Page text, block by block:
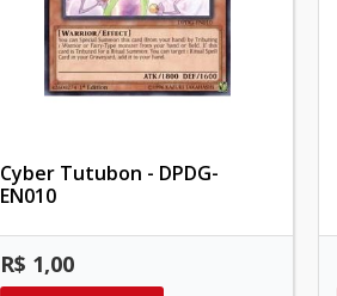
Cyber Tutubon - DPDG-
EN010
R$ 1,00